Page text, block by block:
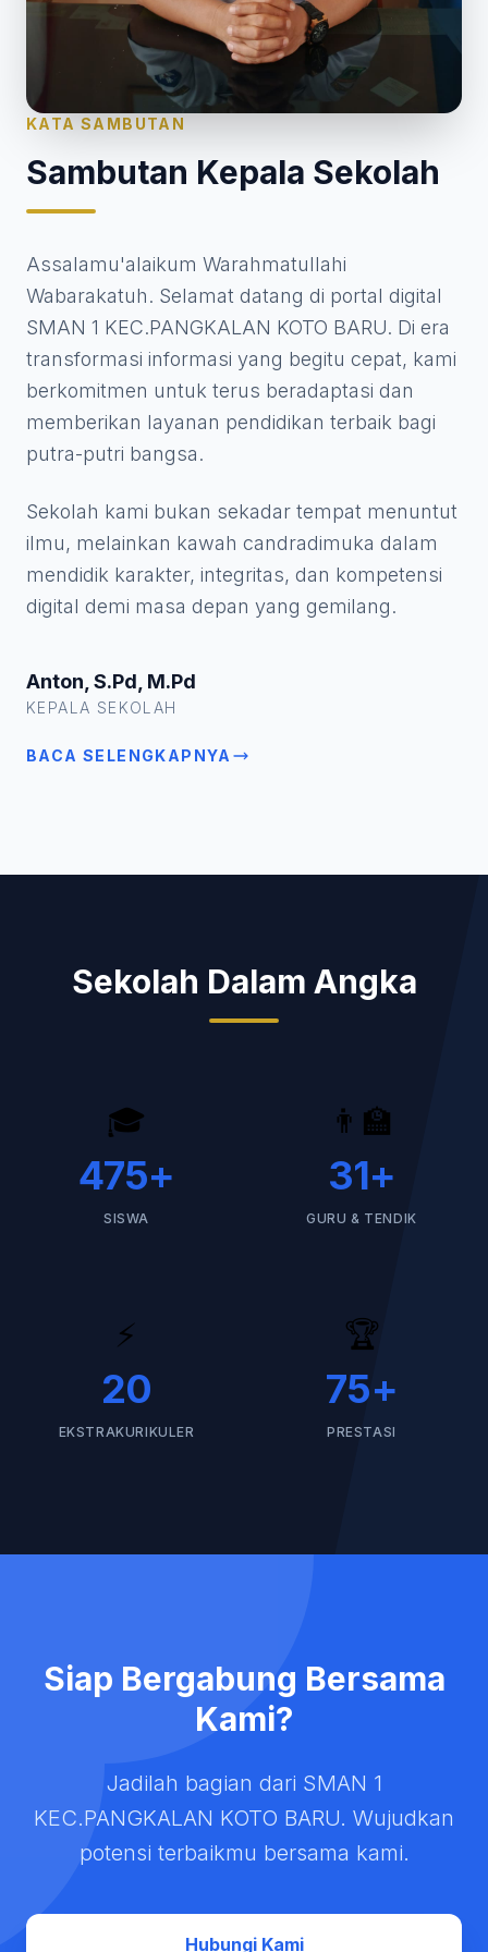
KATA SAMBUTAN
Sambutan Kepala Sekolah
Assalamu'alaikum Warahmatullahi
Wabarakatuh. Selamat datang di portal digital
SMAN 1 KEC.PANGKALAN KOTO BARU. Di era
transformasi informasi yang begitu cepat, kami
berkomitmen untuk terus beradaptasi dan
memberikan layanan pendidikan terbaik bagi
putra-putri bangsa.
Sekolah kami bukan sekadar tempat menuntut
ilmu, melainkan kawah candradimuka dalam
mendidik karakter, integritas, dan kompetensi
digital demi masa depan yang gemilang.
Anton, S.Pd, M.Pd
KEPALA SEKOLAH
BACA SELENGKAPNYA
Sekolah Dalam Angka
🎓
475+
SISWA
👨‍🏫
31+
GURU & TENDIK
⚡
20
EKSTRAKURIKULER
🏆
75+
PRESTASI
Siap Bergabung Bersama
Kami?
Jadilah bagian dari SMAN 1
KEC.PANGKALAN KOTO BARU. Wujudkan
potensi terbaikmu bersama kami.
Hubungi Kami